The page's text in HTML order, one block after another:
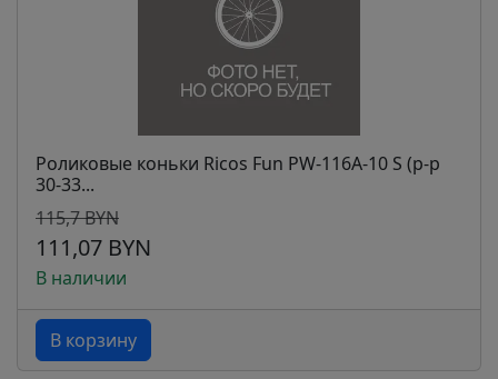
Роликовые коньки Ricos Fun PW-116A-10 S (р-р
30-33...
115,7 BYN
111,07 BYN
В наличии
В корзину